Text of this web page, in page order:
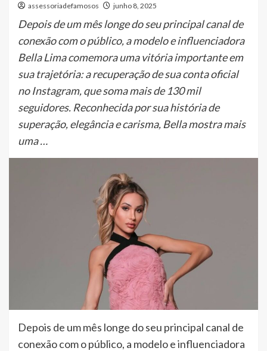
assessoriadefamosos junho 8, 2025
Depois de um mês longe do seu principal canal de
conexão com o público, a modelo e influenciadora
Bella Lima comemora uma vitória importante em
sua trajetória: a recuperação de sua conta oficial
no Instagram, que soma mais de 130 mil
seguidores. Reconhecida por sua história de
superação, elegância e carisma, Bella mostra mais
uma …
Depois de um mês longe do seu principal canal de
conexão com o público, a modelo e influenciadora